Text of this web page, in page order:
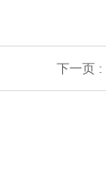
下一页 :